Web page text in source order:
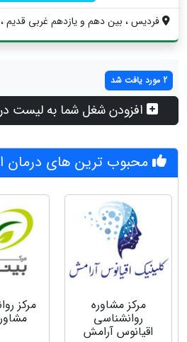
فردیس ، بین دهم و یازدهم غربی قدیم ،
2 مورد یافت شد
افزودن شغل شما به لیست
محبوب ترین های درمان
مرکز مشاوره
روانشناسی
اقیانوس آرامش
مرکز